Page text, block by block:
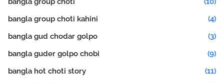
bangla group choti kahini
(4)
bangla gud chodar golpo
(3)
bangla guder golpo chobi
(9)
bangla hot choti story
(11)